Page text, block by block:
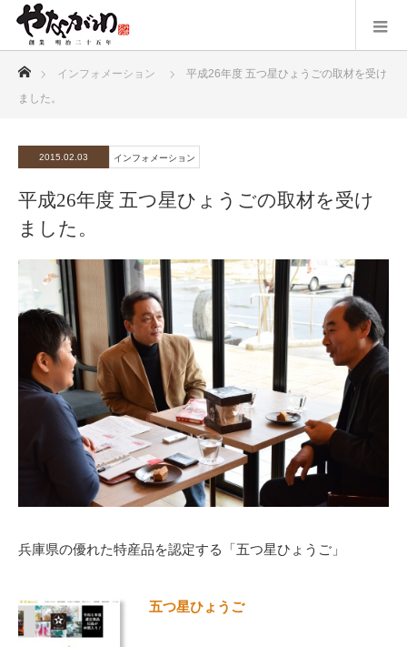
インフォメーション
平成26年度 五つ星ひょうごの取材を受け
ました。
2015.02.03 インフォメーション
平成26年度 五つ星ひょうごの取材を受け
ました。
兵庫県の優れた特産品を認定する「五つ星ひょうご」
五つ星ひょうご